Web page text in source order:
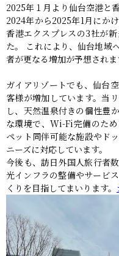
2025年１月より仙台空港と
2024年から2025年1月にか
香港エクスプレスの3社が
た。 これにより、仙台地域
者が更なる増加が予想されま
ガイアリゾートでも、仙台
客様が増加しています。当
し、天然温泉付きの個性豊
な環境で、Wi-Fi完備のため
ペット同伴可能な施設やド
ニーズに対応しています。
今後も、訪日外国人旅行者
光インフラの整備やサービ
くりを目指してまいります。